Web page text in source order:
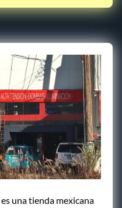
es una tienda mexicana